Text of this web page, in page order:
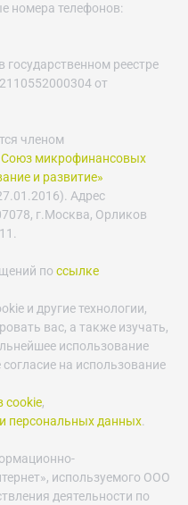
номера телефонов:
реестре
от
членом
Союз микрофинансовых
и развитие»
Адрес
г.Москва, Орликов
по ссылке
и другие технологии,
вас, а также изучать,
использование
на использование
cookie,
персональных данных
используемого ООО
деятельности по